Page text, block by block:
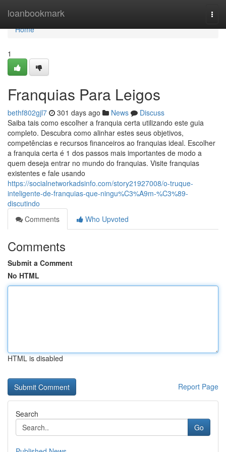
loanbookmark
Home
Home
1
Franquias Para Leigos
bethf802gjl7 301 days ago News
Discuss
Saiba tais como escolher a franquia certa utilizando este guia
completo. Descubra como alinhar estes seus objetivos,
competências e recursos financeiros ao franquias ideal. Escolher
a franquia certa é 1 dos passos mais importantes de modo a
quem deseja entrar no mundo do franquias. Visite franquias
existentes e fale usando
https://socialnetworkadsinfo.com/story21927008/o-truque-
inteligente-de-franquias-que-ningu%C3%A9m-%C3%89-
discutindo
Comments
Who Upvoted
Comments
Submit a Comment
No HTML
HTML is disabled
Report Page
Search
Go